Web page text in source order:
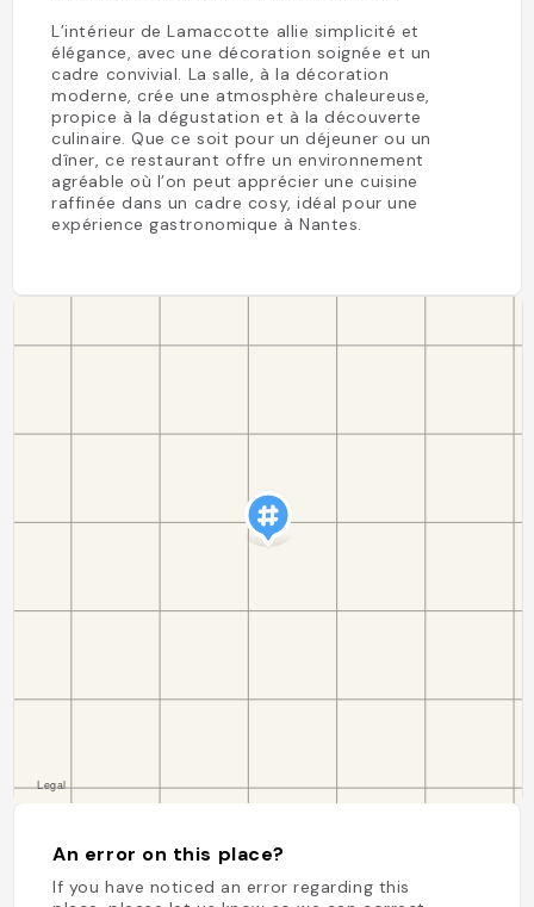
L’intérieur de Lamaccotte allie simplicité et
élégance, avec une décoration soignée et un
cadre convivial. La salle, à la décoration
moderne, crée une atmosphère chaleureuse,
propice à la dégustation et à la découverte
culinaire. Que ce soit pour un déjeuner ou un
dîner, ce restaurant offre un environnement
agréable où l’on peut apprécier une cuisine
raffinée dans un cadre cosy, idéal pour une
expérience gastronomique à Nantes.
An error on this place?
If you have noticed an error regarding this